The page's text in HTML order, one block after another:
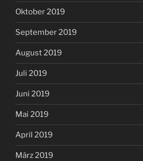
Oktober 2019
September 2019
August 2019
Juli 2019
Juni 2019
Mai 2019
April 2019
März 2019